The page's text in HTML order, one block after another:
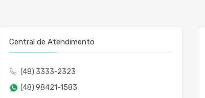
Central de Atendimento
(48) 3333-2323
(48) 98421-1583